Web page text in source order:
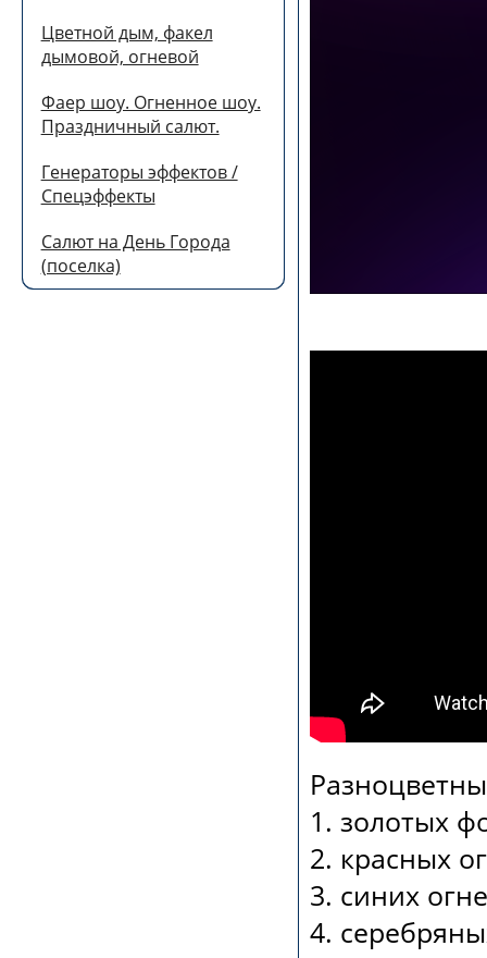
Цветной дым, факел
дымовой, огневой
Фаер шоу. Огненное шоу.
Праздничный салют.
Генераторы эффектов /
Спецэффекты
Салют на День Города
(поселка)
1. золотых
2. красных
3. синих
4.